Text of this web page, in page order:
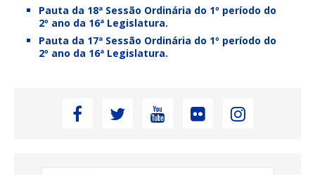
Pauta da 18ª Sessão Ordinária do 1º período do
2º ano da 16ª Legislatura.
Pauta da 17ª Sessão Ordinária do 1º período do
2º ano da 16ª Legislatura.